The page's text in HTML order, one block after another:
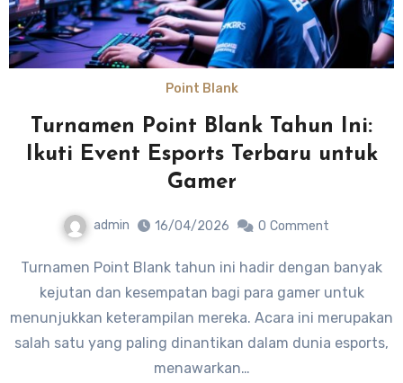
Point Blank
Turnamen Point Blank Tahun Ini:
Ikuti Event Esports Terbaru untuk
Gamer
admin 16/04/2026 0 Comment
Turnamen Point Blank tahun ini hadir dengan banyak
kejutan dan kesempatan bagi para gamer untuk
menunjukkan keterampilan mereka. Acara ini merupakan
salah satu yang paling dinantikan dalam dunia esports,
menawarkan…